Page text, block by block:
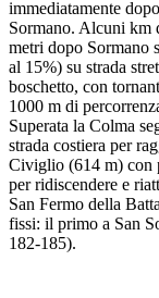
immediatamente
Sormano. Alcuni km
metri dopo Sormano
al 15%) su strada
boschetto, con
1000 m di
Superata la Colma
strada costiera per
Civiglio (614 m) con
per ridiscendere e
San Fermo della
fissi: il primo a San
182-185).